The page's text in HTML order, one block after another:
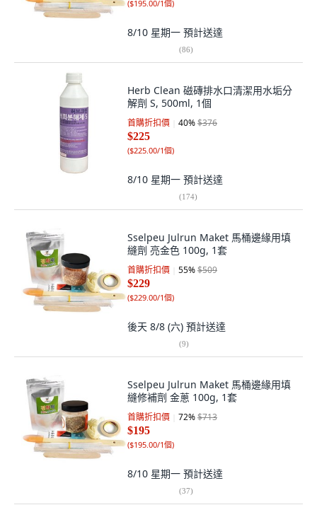
($195.00/1個)
8/10 星期一 預計送達
(86)
Herb Clean 磁磚排水口清潔用水垢分
解劑 S, 500ml, 1個
首購折扣價 40%$376
$225
($225.00/1個)
8/10 星期一 預計送達
(174)
Sselpeu Julrun Maket 馬桶邊緣用填
縫劑 亮金色 100g, 1套
首購折扣價 55%$509
$229
($229.00/1個)
後天 8/8 (六) 預計送達
(9)
Sselpeu Julrun Maket 馬桶邊緣用填
縫修補劑 金蔥 100g, 1套
首購折扣價 72%$713
$195
($195.00/1個)
8/10 星期一 預計送達
(37)